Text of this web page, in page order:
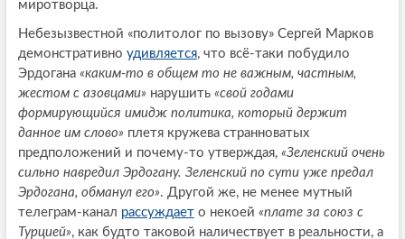
миротворца.
Небезызвестной «политолог по вызову» Сергей Марков
демонстративно удивляется, что всё-таки побудило
Эрдогана «каким-то в общем то не важным, частным,
жестом с азовцами» нарушить «свой годами
формирующийся имидж политика, который держит
данное им слово» плетя кружева странноватых
предположений и почему-то утверждая, «Зеленский очень
сильно навредил Эрдогану. Зеленский по сути уже предал
Эрдогана, обманул его». Другой же, не менее мутный
телеграм-канал рассуждаето некоей «плате за союз с
Турцией», как будто таковой наличествует в реальности, а